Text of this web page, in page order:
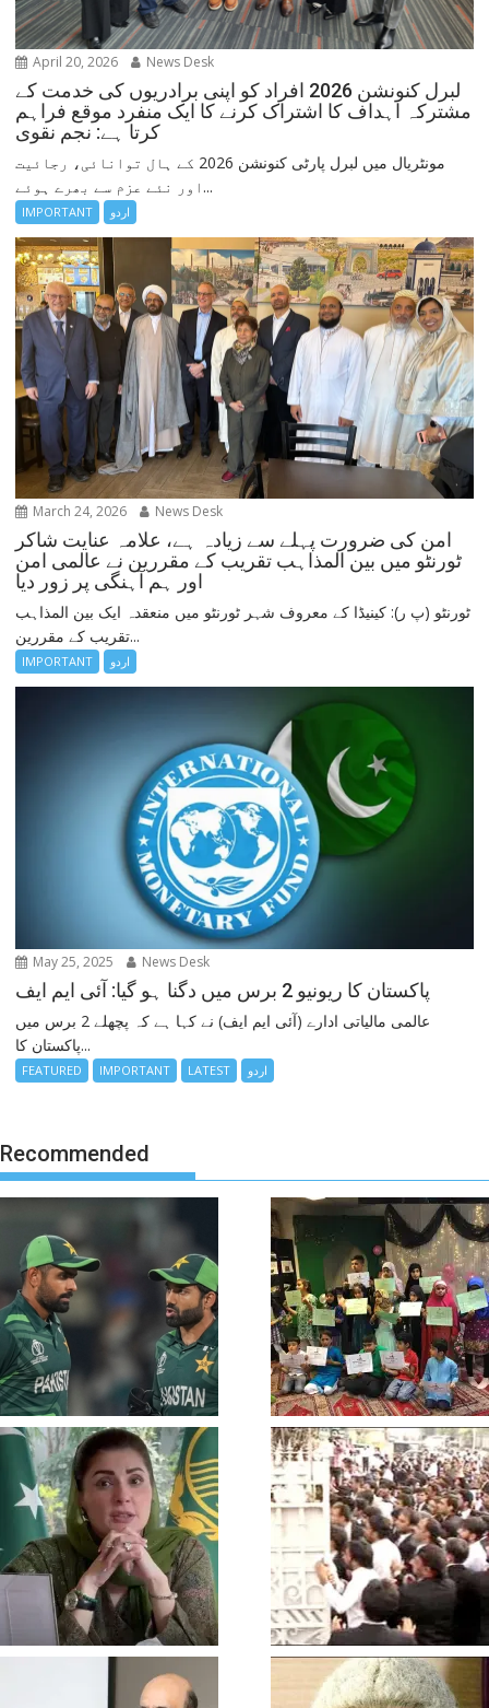
April 20, 2026 News Desk
لبرل کنونشن 2026 افراد کو اپنی برادریوں کی خدمت کے
مشترکہ اہداف کا اشتراک کرنے کا ایک منفرد موقع فراہم
کرتا ہے: نجم نقوی
مونٹریال میں لبرل پارٹی کنونشن 2026 کے ہال توانائی، رجائیت
اور نئے عزم سے بھرے ہوئے...
IMPORTANT اردو
March 24, 2026 News Desk
امن کی ضرورت پہلے سے زیادہ ہے، علامہ عنایت شاکر
ٹورنٹو میں بین المذاہب تقریب کے مقررین نے عالمی امن
اور ہم آہنگی پر زور دیا
ٹورنٹو (پ ر): کینیڈا کے معروف شہر ٹورنٹو میں منعقدہ ایک بین المذاہب
تقریب کے مقررین...
IMPORTANT اردو
May 25, 2025 News Desk
پاکستان کا ریونیو 2 برس میں دگنا ہو گیا: آئی ایم ایف
عالمی مالیاتی ادارے (آئی ایم ایف) نے کہا ہے کہ پچھلے 2 برس میں
پاکستان کا...
FEATURED IMPORTANT LATEST اردو
Recommended